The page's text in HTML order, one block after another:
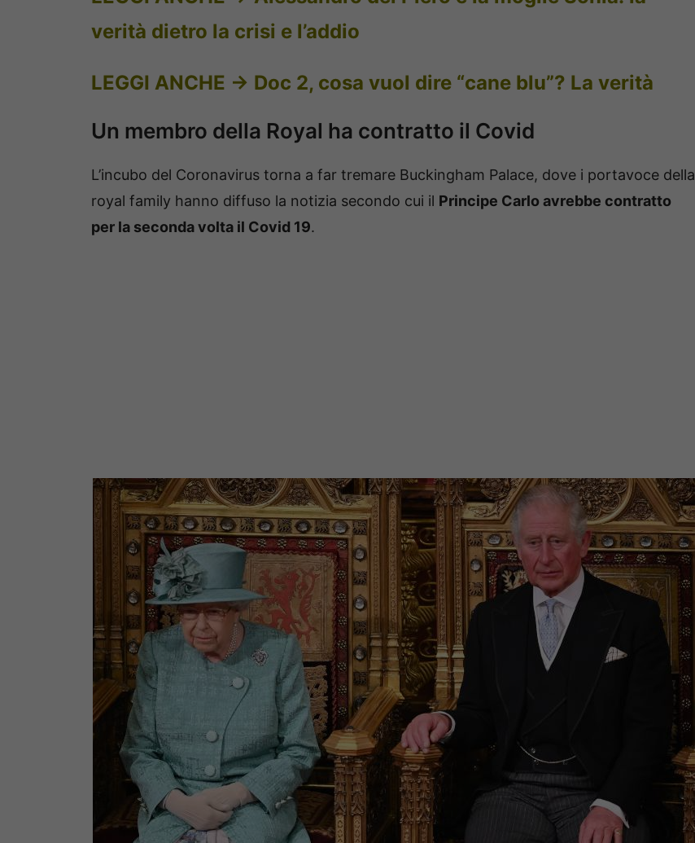
verità dietro la crisi e l’addio
LEGGI ANCHE -> Doc 2, cosa vuol dire “cane blu”? La verità
Un membro della Royal ha contratto il Covid
L’incubo del Coronavirus torna a far tremare Buckingham Palace, dove i portavoce della
royal family hanno diffuso la notizia secondo cui il Principe Carlo avrebbe contratto
per la seconda volta il Covid 19.